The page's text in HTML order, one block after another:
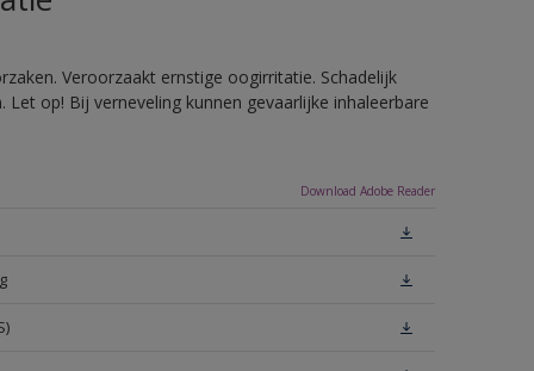
Veroorzaakt ernstige oogirritatie. Schadelijk
op! Bij verneveling kunnen gevaarlijke inhaleerbare
Download Adobe Reader